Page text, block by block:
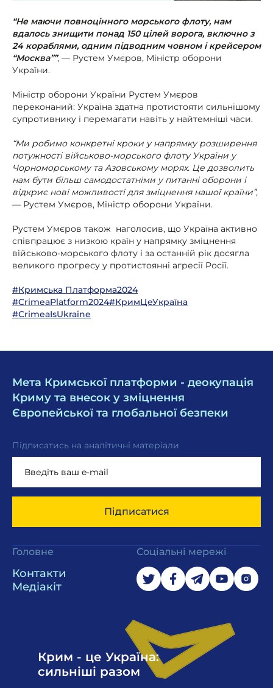
“Не маючи повноцінного морського флоту, нам
вдалось знищити понад 150 цілей ворога, включно з
24 кораблями, одним підводним човном і крейсером
“Москва””, — Рустем Умєров, Міністр оборони
України.
Міністр оборони України Рустем Умєров
переконаний: Україна здатна протистояти сильнішому
супротивнику і перемагати навіть у найтемніші часи.
“Ми робимо конкретні кроки у напрямку розширення
потужності військово-морського флоту України у
Чорноморському та Азовському морях. Це дозволить
нам бути більш самодостатніми у питанні оборони і
відкриє нові можливості для зміцнення нашої країни”,
— Рустем Умєров, Міністр оборони України.
Рустем Умєров також наголосив, що Україна активно
співпрацює з низкою країн у напрямку зміцнення
військово-морського флоту і за останній рік досягла
великого прогресу у протистоянні агресії Росії.
#Кримська Платформа2024
#CrimeaPlatform2024#КримЦеУкраїна
#CrimeaIsUkraine
Мета Кримської платформи - деокупація
Криму та внесок у зміцнення
Європейської та глобальної безпеки
Підписатись на аналітичні матеріали
Підписатися
Головне
Контакти
Медіакіт
Соціальні мережі
Крим - це Україна:
сильніші разом